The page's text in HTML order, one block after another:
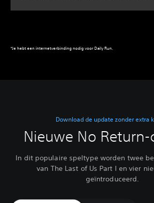
‎*Je hebt een internetverbinding nodig voor Daily Run.
Download de update zonder extra
Nieuwe No
In dit populaire speltype worden twee
van The Last of Us Part I en vier
geïntroduceerd.